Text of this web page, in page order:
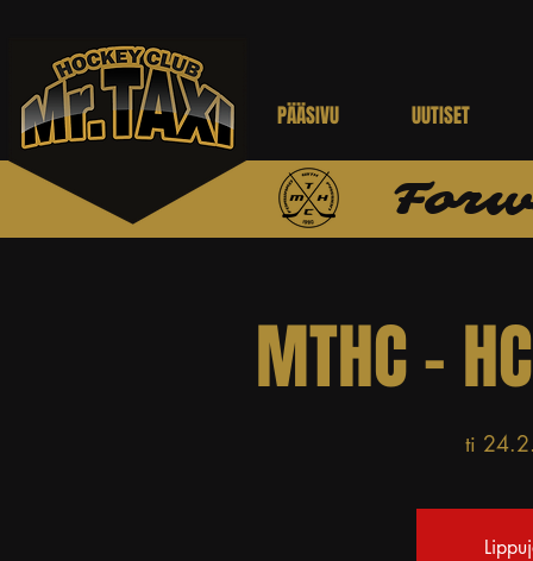
PÄÄSIVU UUTISET
MTHC -
ti